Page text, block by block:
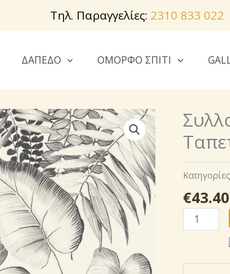
Τηλ. Παραγγελίες: 2310 833 022
ΔΑΠΕΔΟ ΟΜΟΡΦΟ ΣΠΙΤΙ
€43.40
Συλλογή:
«
Ζωή